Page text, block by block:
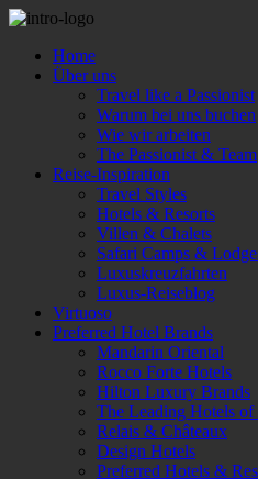
Home
Über uns
Travel like a Passionist
Warum bei uns buchen
Wie wir arbeiten
The Passionist & Team
Reise-Inspiration
Travel Styles
Hotels & Resorts
Villen & Chalets
Safari Camps &
Luxuskreuzfahrten
Luxus-Reiseblog
Virtuoso
Preferred Hotel Brands
Mandarin Oriental
Rocco Forte Hotels
Hilton Luxury Brands
The Leading Hotels of
Relais & Châteaux
Design Hotels
Preferred Hotels &